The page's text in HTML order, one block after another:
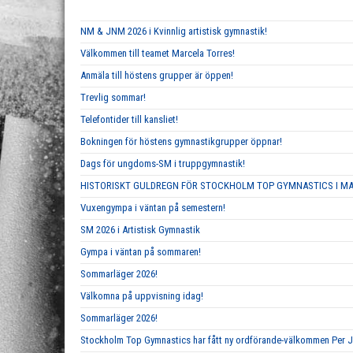
NM & JNM 2026 i Kvinnlig artistisk gymnastik!
Välkommen till teamet Marcela Torres!
Anmäla till höstens grupper är öppen!
Trevlig sommar!
Telefontider till kansliet!
Bokningen för höstens gymnastikgrupper öppnar!
Dags för ungdoms-SM i truppgymnastik!
HISTORISKT GULDREGN FÖR STOCKHOLM TOP GYMNASTICS I
Vuxengympa i väntan på semestern!
SM 2026 i Artistisk Gymnastik
Gympa i väntan på sommaren!
Sommarläger 2026!
Välkomna på uppvisning idag!
Sommarläger 2026!
Stockholm Top Gymnastics har fått ny ordförande-välkommen Per